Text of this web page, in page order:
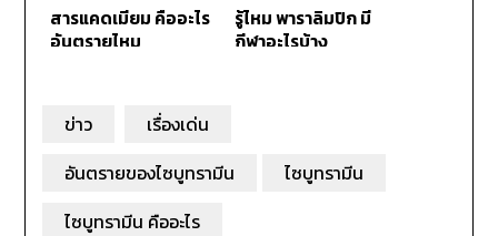
สารแคดเมียม คืออะไร
อันตรายไหม
รู้ไหม พาราลิมปิก มี
กีฬาอะไรบ้าง
ข่าว
เรื่องเด่น
อันตรายของไซบูทรามีน
ไซบูทรามีน
ไซบูทรามีน คืออะไร